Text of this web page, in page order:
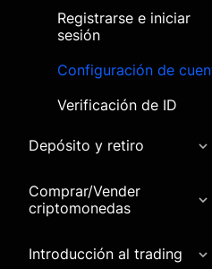
Registrarse e iniciar
sesión
Configuración de
Verificación de ID
Depósito y retiro
Comprar/Vender
criptomonedas
Introducción al trading